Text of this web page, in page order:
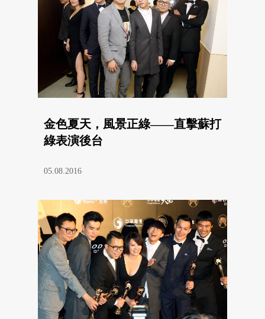
金色夏天，風景正綠——直擊蘇打
綠表演後台
05.08.2016